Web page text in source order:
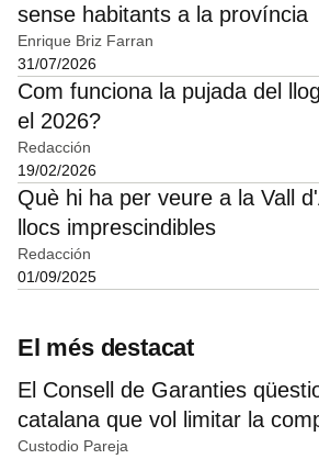
sense habitants a la província
Enrique Briz Farran
31/07/2026
Com funciona la pujada del
el 2026?
Redacción
19/02/2026
Què hi ha per veure a la Vall
llocs imprescindibles
Redacción
01/09/2025
El més destacat
El Consell de Garanties
catalana que vol limitar la
Custodio Pareja